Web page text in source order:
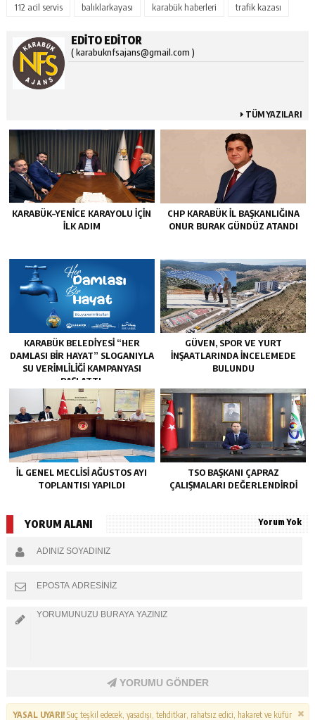
112 acil servis balıklarkayası karabük haberleri trafik kazası
EDITO EDITOR
( karabuknfsajans@gmail.com )
TÜM YAZILARI
KARABÜK–YENİCE KARAYOLU İÇİN
İLK ADIM
CHP KARABÜK İL BAŞKANLIĞINA
ONUR BURAK GÜNDÜZ ATANDI
KARABÜK BELEDİYESİ “HER
DAMLASI BİR HAYAT” SLOGANIYLA
SU VERİMLİLİĞİ KAMPANYASI
BAŞLATTI.
GÜVEN, SPOR VE YURT
İNŞAATLARINDA İNCELEMEDE
BULUNDU
İL GENEL MECLİSİ AĞUSTOS AYI
TOPLANTISI YAPILDI
TSO BAŞKANI ÇAPRAZ
ÇALIŞMALARI DEĞERLENDİRDİ
YORUM ALANI Yorum Yok
YORUMU GÖNDER
YASAL UYARI!Suç teşkil edecek, yasadışı, tehditkar, rahatsız edici, hakaret ve küfür